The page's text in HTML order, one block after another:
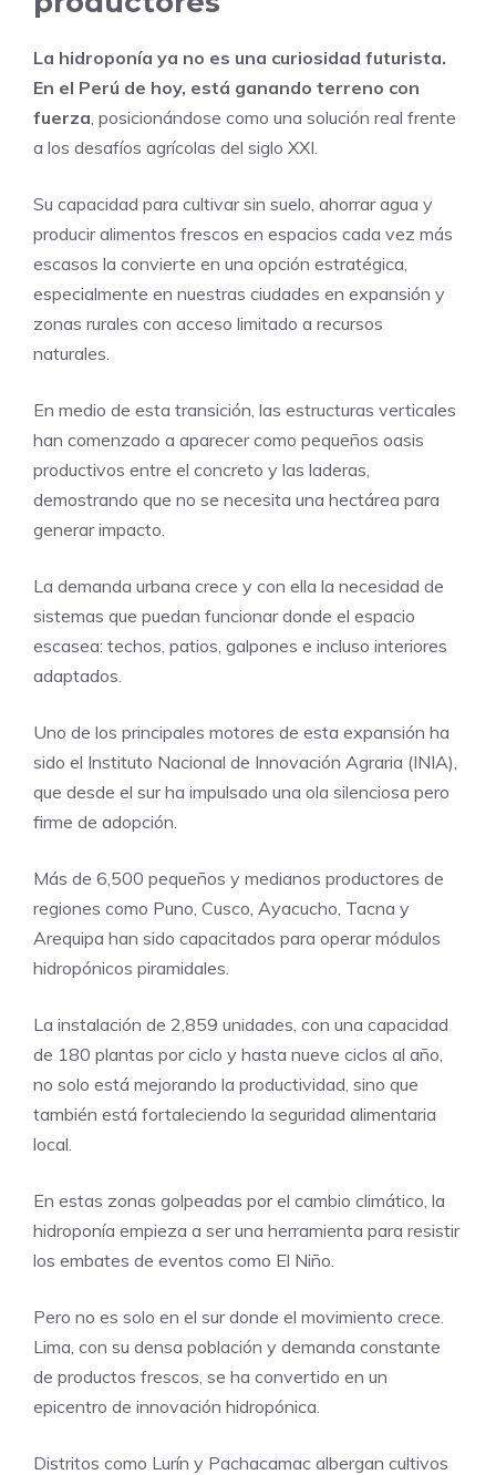
La hidroponía ya no es una curiosidad futurista.
En el Perú de hoy, está ganando terreno con
fuerza , posicionándose como una solución real frente
a los desafíos agrícolas del siglo XXI.
Su capacidad para cultivar sin suelo, ahorrar agua y
producir alimentos frescos en espacios cada vez más
escasos la convierte en una opción estratégica,
especialmente en nuestras ciudades en expansión y
zonas rurales con acceso limitado a recursos
naturales.
En medio de esta transición, las estructuras verticales
han comenzado a aparecer como pequeños oasis
productivos entre el concreto y las laderas,
demostrando que no se necesita una hectárea para
generar impacto.
La demanda urbana crece y con ella la necesidad de
sistemas que puedan funcionar donde el espacio
escasea: techos, patios, galpones e incluso interiores
adaptados.
Uno de los principales motores de esta expansión ha
sido el Instituto Nacional de Innovación Agraria (INIA),
que desde el sur ha impulsado una ola silenciosa pero
firme de adopción.
Más de 6,500 pequeños y medianos productores de
regiones como Puno, Cusco, Ayacucho, Tacna y
Arequipa han sido capacitados para operar módulos
hidropónicos piramidales.
La instalación de 2,859 unidades, con una capacidad
de 180 plantas por ciclo y hasta nueve ciclos al año,
no solo está mejorando la productividad, sino que
también está fortaleciendo la seguridad alimentaria
local.
En estas zonas golpeadas por el cambio climático, la
hidroponía empieza a ser una herramienta para resistir
los embates de eventos como El Niño.
Pero no es solo en el sur donde el movimiento crece.
Lima, con su densa población y demanda constante
de productos frescos, se ha convertido en un
epicentro de innovación hidropónica.
Distritos como Lurín y Pachacamac albergan cultivos